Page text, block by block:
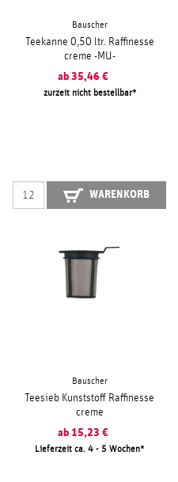
Bauscher
Teekanne 0,50 ltr. Raffinesse
creme -MU-
ab 35,46 €
zurzeit nicht bestellbar
WARENKORB
Bauscher
Teesieb Kunststoff Raffinesse
creme
ab 15,23 €
Lieferzeit ca. 4 - 5 Wochen